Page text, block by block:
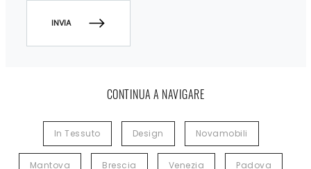
CONTINUA A NAVIGARE
In Tessuto Design Novamobili
Mantova Brescia Venezia Padova
INVIA